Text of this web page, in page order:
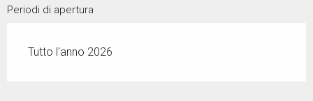
Periodi di apertura
Tutto l'anno 2026